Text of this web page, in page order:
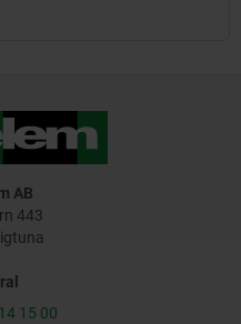
AB
443
15 00